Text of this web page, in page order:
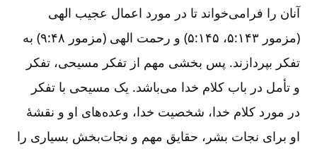
آنان را فرامی‌خواند تا در مورد اعمال عجیب الهی
(مزمور ۱۴۳:‏۵، ۱۴۵:‏۵) و رحمت الهی (مزمور ۴۸:‏۹) به
تفکر بپردازند. پس بخشی مهم از تفکر مسیحی‌، تفکر
و تأمل در باب کلام خدا می‌باشد. یک مسیحی با تفکر
در مورد کلام خدا، شخصیت خدا، وعده‌های او و نقشۀ
او برای نجات بشر، حقایق مهم و نجات‌بخش بسیاری را